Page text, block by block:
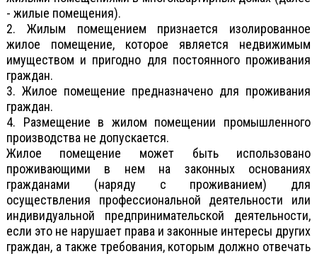
- жилые помещения).
2. Жилым помещением признается изолированное
жилое помещение, которое является недвижимым
имуществом и пригодно для постоянного проживания
граждан.
3. Жилое помещение предназначено для проживания
граждан.
4. Размещение в жилом помещении промышленного
производства не допускается.
Жилое помещение может быть использовано
проживающими в нем на законных основаниях
гражданами (наряду с проживанием) для
осуществления профессиональной деятельности или
индивидуальной предпринимательской деятельности,
если это не нарушает права и законные интересы других
граждан, а также требования, которым должно отвечать